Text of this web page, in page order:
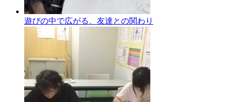
遊びの中で広がる、友達との関わり